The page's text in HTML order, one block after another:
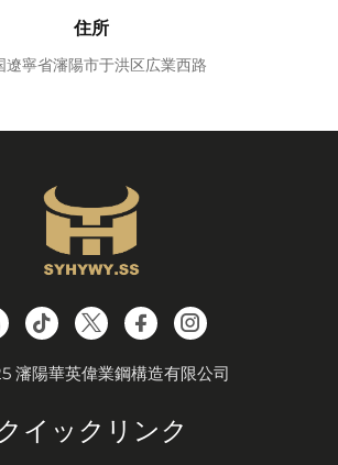
住所
遼寧省瀋陽市于洪区広業西路
瀋陽華英偉業鋼構造有限公司
イックリンク